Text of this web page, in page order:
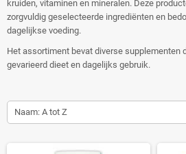
kruiden, vitaminen en mineralen. Deze
zorgvuldig geselecteerde ingrediënten en
dagelijkse voeding.
Het assortiment bevat diverse supplementen
gevarieerd dieet en dagelijks gebruik.
Naam: A tot Z